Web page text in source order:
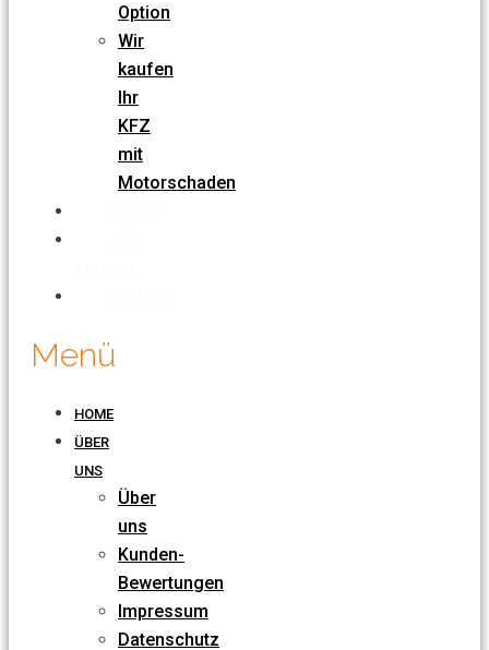
Option
Wir
kaufen
Ihr
KFZ
mit
Motorschaden
Menü
HOME
ÜBER
UNS
Über
uns
Kunden-
Bewertungen
Impressum
Datenschutz